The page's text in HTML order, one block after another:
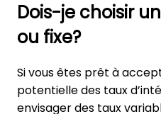
Dois-je choisir
ou fixe?
Si vous êtes prêt à
potentielle des taux
envisager des taux